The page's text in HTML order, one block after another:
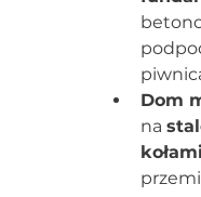
Dom
na
kołami